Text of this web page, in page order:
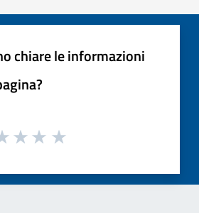
chiare le informazioni